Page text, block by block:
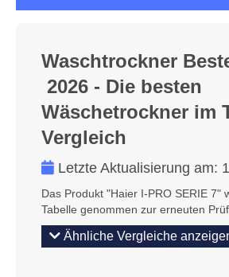
Waschtrockner
2026 - Die besten
Wäschetrockner im
Vergleich
Letzte Aktualisierung am:
Das Produkt "Haier I-PRO SERIE 7"
Tabelle genommen zur erneuten
Ähnliche Vergleiche